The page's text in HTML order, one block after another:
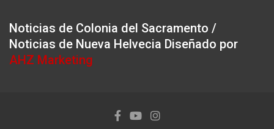
Noticias de Colonia del Sacramento /
Noticias de Nueva Helvecia Diseñado por
AHZ Marketing